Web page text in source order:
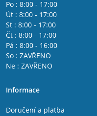
Po : 8:00 - 17:00
Út : 8:00 - 17:00
St : 8:00 - 17:00
Čt : 8:00 - 17:00
Pá : 8:00 - 16:00
So : ZAVŘENO
Ne : ZAVŘENO
Informace
Doručení a platba